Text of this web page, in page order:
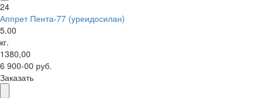
24
Аппрет Пента-77 (уреидосилан)
5.00
кг.
1380,00
6 900-00 руб.
Заказать